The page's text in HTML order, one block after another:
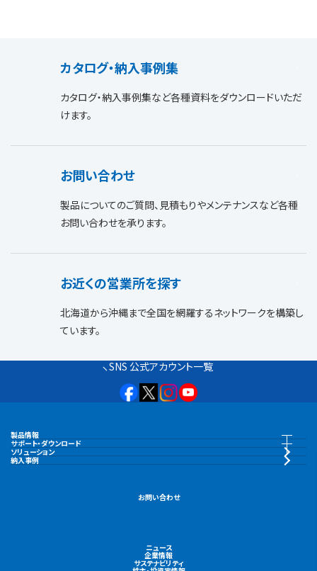
カタログ・納入事例集
カタログ・納入事例集など各種資料をダウンロードいただ
けます。
お問い合わせ
製品についてのご質問、見積もりやメンテナンスなど各種
お問い合わせを承ります。
お近くの営業所を探す
北海道から沖縄まで全国を網羅するネットワークを構築し
ています。
SNS 公式アカウント一覧
製品情報
製品情報トップ
サポート・ダウンロード
サポート・ダウンロードトップ
ソリューション
納入事例
お問い合わせ
ニュース
企業情報
サステナビリティ